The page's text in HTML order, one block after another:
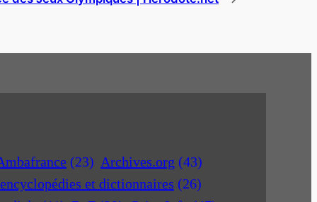
(23) Archives.org (43)
et dictionnaires (26)